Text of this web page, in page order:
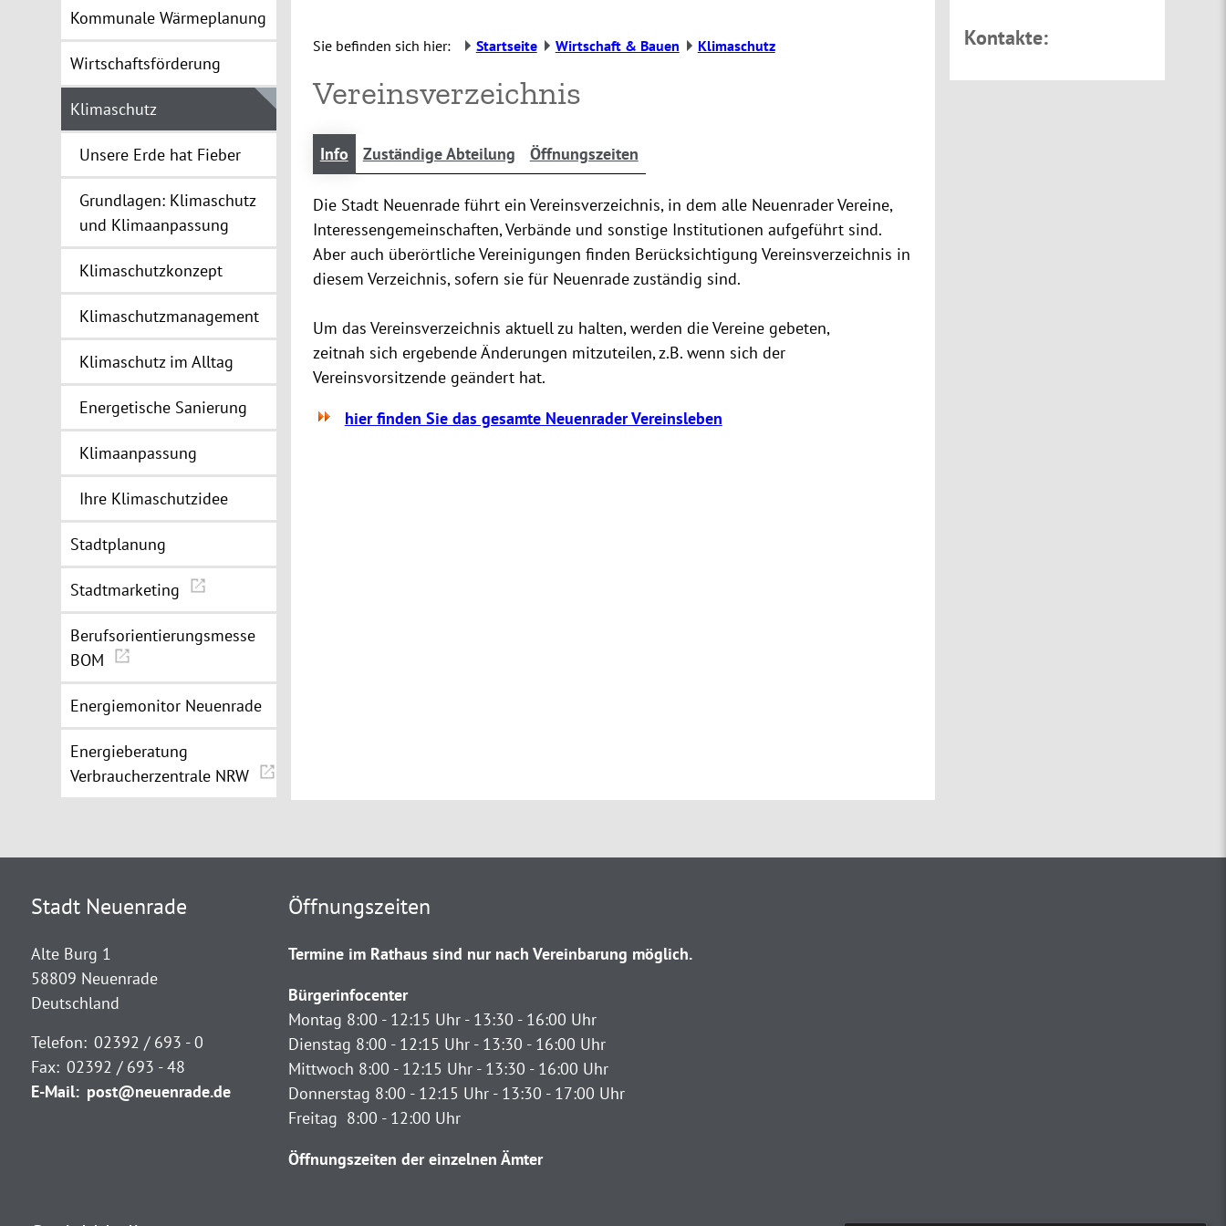
Kommunale Wärmeplanung
Wirtschaftsförderung
Klimaschutz
Unsere Erde hat Fieber
Grundlagen: Klimaschutz
und Klimaanpassung
Klimaschutzkonzept
Klimaschutzmanagement
Klimaschutz im Alltag
Energetische Sanierung
Klimaanpassung
Ihre Klimaschutzidee
Stadtplanung
Stadtmarketing
Berufsorientierungsmesse
BOM
Energiemonitor Neuenrade
Energieberatung
Verbraucherzentrale NRW
Sie befinden sich hier: Startseite Wirtschaft & Bauen Klimaschutz
Vereinsverzeichnis
Info Zuständige Abteilung Öffnungszeiten
Die Stadt Neuenrade führt ein Vereinsverzeichnis, in dem alle Neuenrader Vereine,
Interessengemeinschaften, Verbände und sonstige Institutionen aufgeführt sind.
Aber auch überörtliche Vereinigungen finden Berücksichtigung Vereinsverzeichnis in
diesem Verzeichnis, sofern sie für Neuenrade zuständig sind.
Um das Vereinsverzeichnis aktuell zu halten, werden die Vereine gebeten,
zeitnah sich ergebende Änderungen mitzuteilen, z.B. wenn sich der
Vereinsvorsitzende geändert hat.
hier finden Sie das gesamte Neuenrader Vereinsleben
Kontakte:
Stadt Neuenrade
Alte Burg 1
58809 Neuenrade
Deutschland
Telefon: 02392 / 693 - 0
Fax: 02392 / 693 - 48
E-Mail: post@neuenrade.de
Öffnungszeiten
Termine im Rathaus sind nur nach Vereinbarung möglich.
Bürgerinfocenter
Montag 8:00 - 12:15 Uhr - 13:30 - 16:00 Uhr
Dienstag 8:00 - 12:15 Uhr - 13:30 - 16:00 Uhr
Mittwoch 8:00 - 12:15 Uhr - 13:30 - 16:00 Uhr
Donnerstag 8:00 - 12:15 Uhr - 13:30 - 17:00 Uhr
Freitag 8:00 - 12:00 Uhr
Öffnungszeiten der einzelnen Ämter